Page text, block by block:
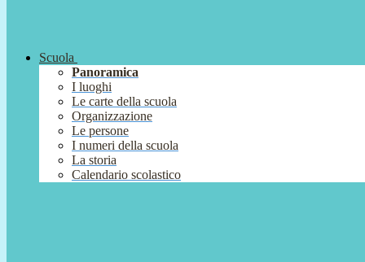
Scuola
Panoramica
I luoghi
Le carte della scuola
Organizzazione
Le persone
I numeri della scuola
La storia
Calendario scolastico